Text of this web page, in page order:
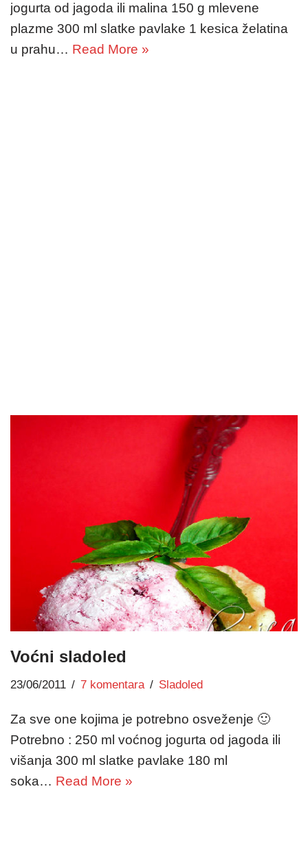
jogurta od jagoda ili malina 150 g mlevene
plazme 300 ml slatke pavlake 1 kesica želatina
u prahu… Read More »
Voćni sladoled
23/06/2011 7 komentara Sladoled
Za sve one kojima je potrebno osveženje 🙂
Potrebno : 250 ml voćnog jogurta od jagoda ili
višanja 300 ml slatke pavlake 180 ml
soka… Read More »